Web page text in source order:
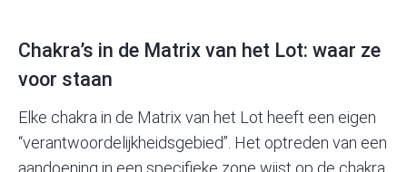
Chakra’s in de Matrix van het Lot: waar ze
voor staan
Elke chakra in de Matrix van het Lot heeft een eigen
“verantwoordelijkheidsgebied”. Het optreden van een
aandoening in een specifieke zone wijst op de chakra